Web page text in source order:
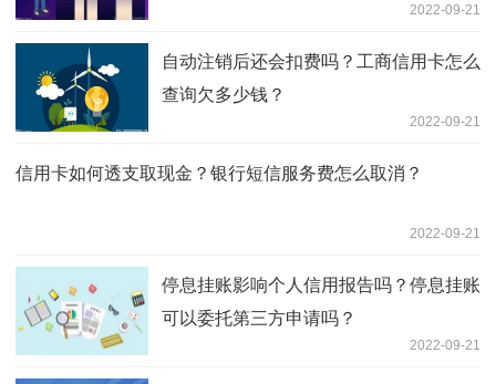
2022-09-21
自动注销后还会扣费吗？工商信用卡怎么
查询欠多少钱？
2022-09-21
信用卡如何透支取现金？银行短信服务费怎么取消？
2022-09-21
停息挂账影响个人信用报告吗？停息挂账
可以委托第三方申请吗？
2022-09-21